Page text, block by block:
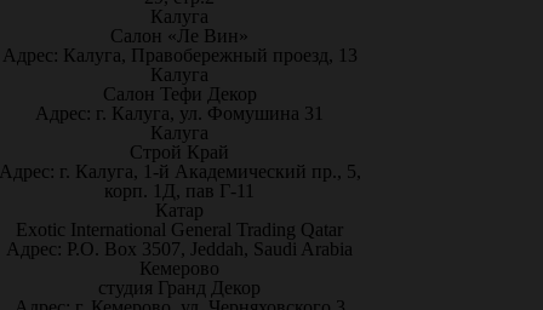
Калуга
Салон «Ле Вин»
Адрес: Калуга, Правобережный проезд, 13
Калуга
Салон Тефи Декор
Адрес: г. Калуга, ул. Фомушина 31
Калуга
Строй Край
г. Калуга, 1-й Академический пр., 5,
корп. 1Д, пав Г-11
Катар
Exotic International General Trading Qatar
Адрес: P.O. Box 3507, Jeddah, Saudi Arabia
Кемерово
студия Гранд Декор